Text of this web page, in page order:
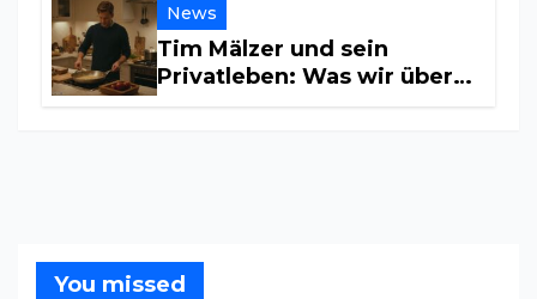
News
Tim Mälzer und sein
Privatleben: Was wir über
You missed